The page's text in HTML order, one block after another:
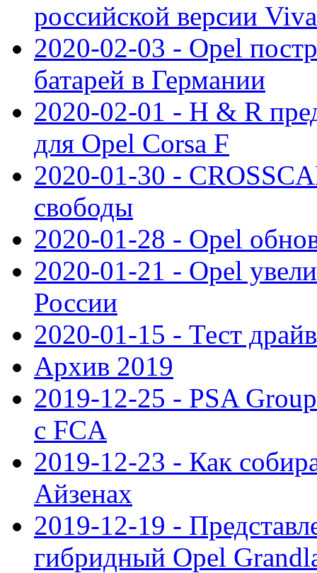
российской версии
2020-02-03 - Opel
батарей в Германии
2020-02-01 - H & R
для Opel Corsa F
2020-01-30 -
свободы
2020-01-28 - Opel
2020-01-21 - Opel
России
2020-01-15 - Тест
Архив 2019
2019-12-25 - PSA
с FCA
2019-12-23 - Как
Айзенах
2019-12-19 -
гибридный Opel